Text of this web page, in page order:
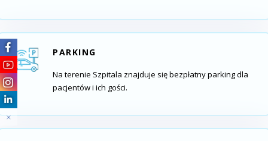
PARKING
Na terenie Szpitala znajduje się bezpłatny parking dla
pacjentów i ich gości.